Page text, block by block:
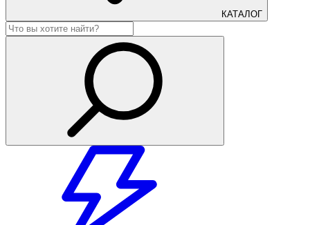
КАТАЛОГ